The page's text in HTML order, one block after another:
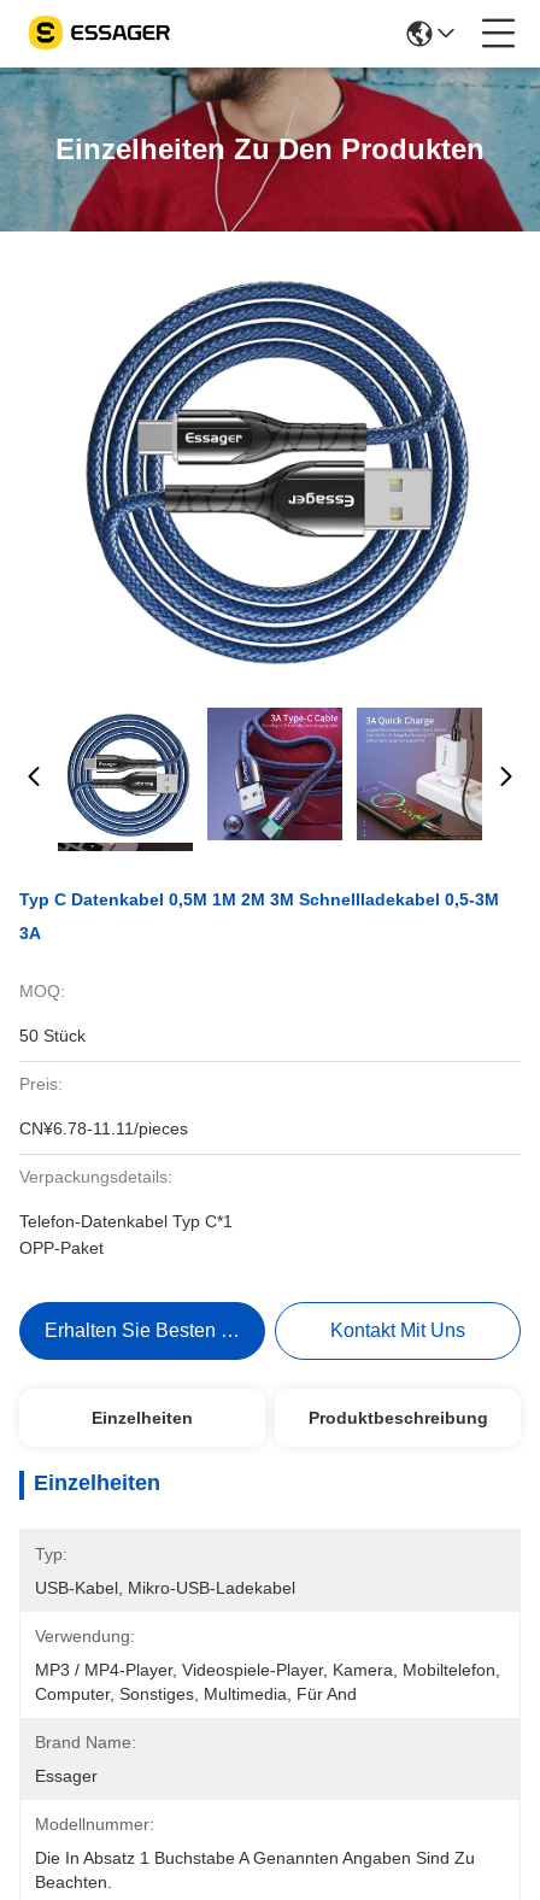
Einzelheiten Zu Den Produkten
Typ C Datenkabel 0,5M 1M 2M 3M Schnellladekabel 0,5-3M
3A
MOQ:
50 Stück
Preis:
CN¥6.78-11.11/pieces
Verpackungsdetails:
Telefon-Datenkabel Typ C*1
OPP-Paket
Erhalten Sie Besten Preis Kontakt Mit Uns
Einzelheiten Produktbeschreibung
Einzelheiten
Typ:
USB-Kabel, Mikro-USB-Ladekabel
Verwendung:
MP3 / MP4-Player, Videospiele-Player, Kamera, Mobiltelefon,
Computer, Sonstiges, Multimedia, Für And
Brand Name:
Essager
Modellnummer:
Die In Absatz 1 Buchstabe A Genannten Angaben Sind Zu
Beachten.